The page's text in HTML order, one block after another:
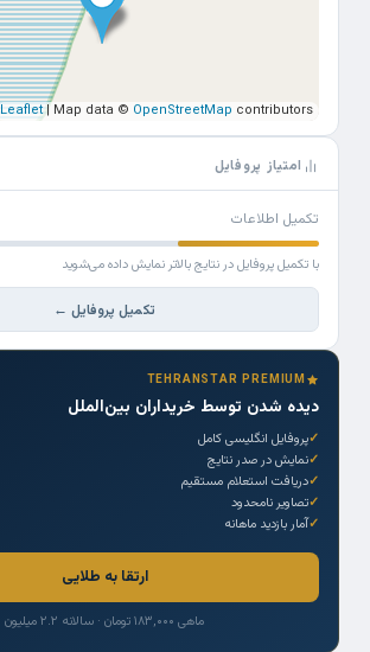
Leaflet| Map data © OpenStreetMap contributors
امتیاز پروفایل
تکمیل اطلاعات
با تکمیل پروفایل در نتایج بالاتر نمایش داده می‌شوید
تکمیل پروفایل ←
TEHRANSTAR PREMIUM
دیده شدن توسط خریداران بین‌الملل
پروفایل انگلیسی کامل
نمایش در صدر نتایج
دریافت استعلام مستقیم
تصاویر نامحدود
آمار بازدید ماهانه
ارتقا به طلایی
ماهی ۱۸۳,۰۰۰ تومان · سالانه ۲.۲ میلیون